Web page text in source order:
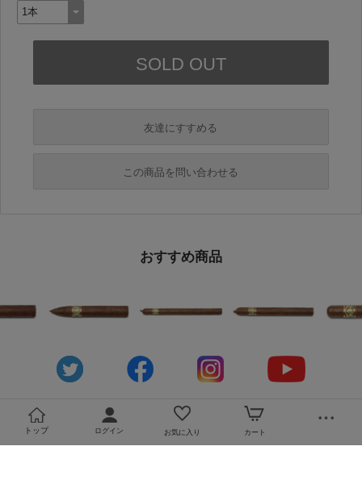
友達にすすめる
この商品を問い合わせる
おすすめ商品
トップ ログイン お気に入り カート